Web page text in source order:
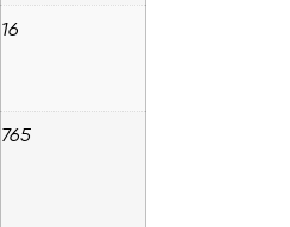
16
765